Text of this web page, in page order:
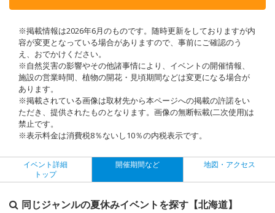
※掲載情報は2026年6月のものです。随時更新をしておりますが内
容が変更となっている場合がありますので、事前にご確認のう
え、おでかけください。
※自然災害の影響やその他諸事情により、イベントの開催情報、
施設の営業時間、植物の開花・見頃期間などは変更になる場合が
あります。
※掲載されている画像は取材先から本ページへの掲載の許諾をい
ただき、提供されたものとなります。画像の無断転載(二次使用)は
禁止です。
※表示料金は消費税8％ないし10％の内税表示です。
イベント詳細
トップ
開催期間など 地図・アクセス
同じジャンルの夏休みイベントを探す【北海道】